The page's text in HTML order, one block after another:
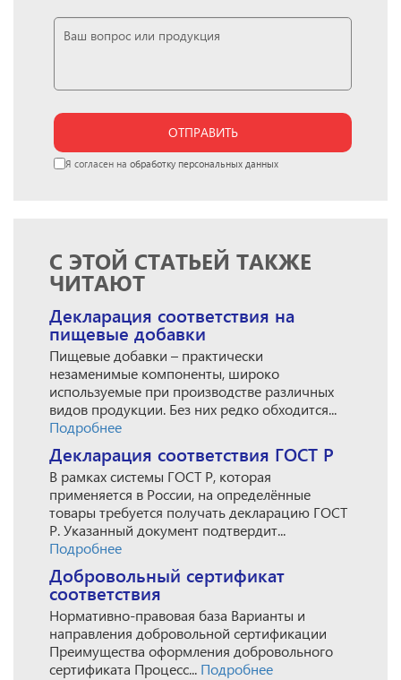
ОТПРАВИТЬ
Я согласен на обработку персональных данных
С ЭТОЙ СТАТЬЕЙ ТАКЖЕ
ЧИТАЮТ
Декларация соответствия на
пищевые добавки
Пищевые добавки – практически
незаменимые компоненты, широко
используемые при производстве различных
видов продукции. Без них редко обходится...
Подробнее
Декларация соответствия ГОСТ Р
В рамках системы ГОСТ Р, которая
применяется в России, на определённые
товары требуется получать декларацию ГОСТ
Р. Указанный документ подтвердит...
Подробнее
Добровольный сертификат
соответствия
Нормативно-правовая база Варианты и
направления добровольной сертификации
Преимущества оформления добровольного
сертификата Процесс... Подробнее